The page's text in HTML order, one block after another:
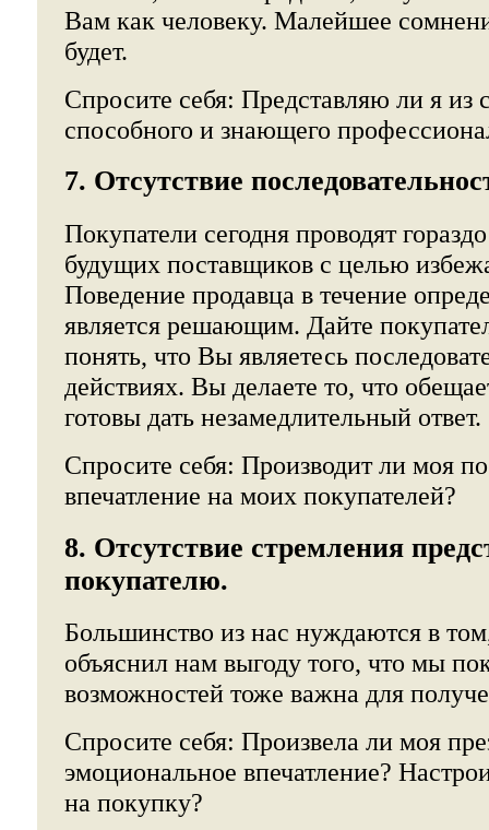
Вам как человеку. Малейшее
будет.
Спросите себя: Представляю ли я из
способного и знающего
7. Отсутствие
Покупатели сегодня проводят
будущих поставщиков с целью
Поведение продавца в течение
является решающим. Дайте
понять, что Вы являетесь
действиях. Вы делаете то, что
готовы дать незамедлительный ответ.
Спросите себя: Производит ли моя
впечатление на моих покупателей?
8. Отсутствие стремления
покупателю.
Большинство из нас нуждаются в
объяснил нам выгоду того, что мы
возможностей тоже важна для
Спросите себя: Произвела ли моя
эмоциональное впечатление?
на покупку?